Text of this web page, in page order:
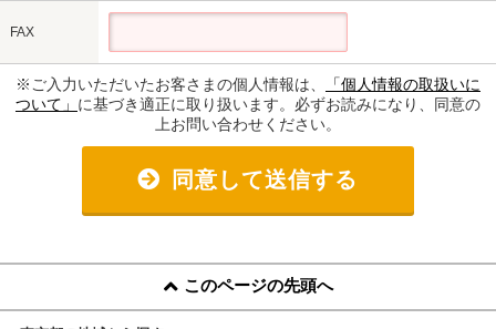
FAX
※ご入力いただいたお客さまの個人情報は、
「個人情報の取扱いに
ついて」 に基づき適正に取り扱います。必ずお読みになり、同意の
上お問い合わせください。
同意して送信する
このページの先頭へ